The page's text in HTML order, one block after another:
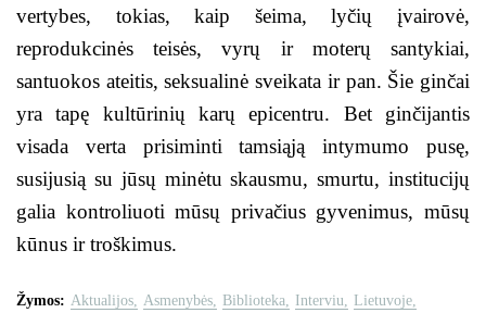
vertybes, tokias, kaip šeima, lyčių įvairovė,
reprodukcinės teisės, vyrų ir moterų santykiai,
santuokos ateitis, seksualinė sveikata ir pan. Šie ginčai
yra tapę kultūrinių karų epicentru. Bet ginčijantis
visada verta prisiminti tamsiąją intymumo pusę,
susijusią su jūsų minėtu skausmu, smurtu, institucijų
galia kontroliuoti mūsų privačius gyvenimus, mūsų
kūnus ir troškimus.
Žymos: Aktualijos Asmenybės Biblioteka Interviu
Lietuvoje